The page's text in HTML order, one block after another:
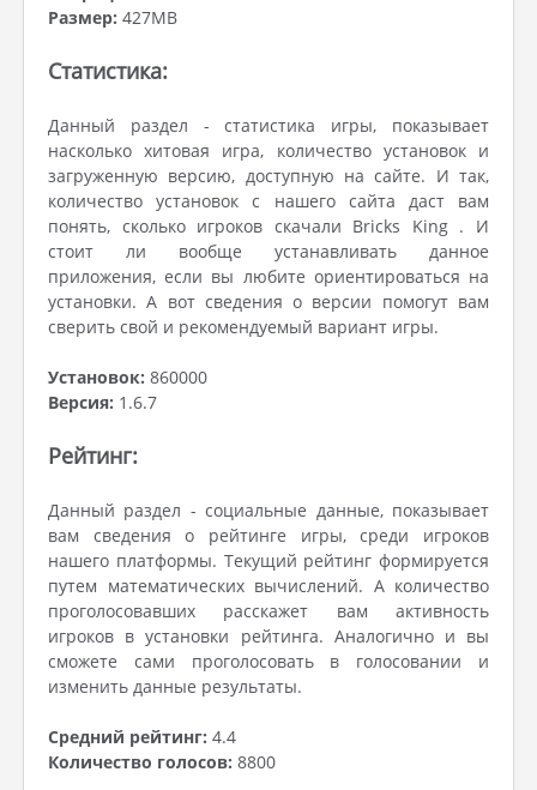
Размер: 427MB
Статистика:
Данный раздел - статистика игры, показывает
насколько хитовая игра, количество установок и
загруженную версию, доступную на сайте. И так,
количество установок с нашего сайта даст вам
понять, сколько игроков скачали Bricks King . И
стоит ли вообще устанавливать данное
приложения, если вы любите ориентироваться на
установки. А вот сведения о версии помогут вам
сверить свой и рекомендуемый вариант игры.
Установок: 860000
Версия: 1.6.7
Рейтинг:
Данный раздел - социальные данные, показывает
вам сведения о рейтинге игры, среди игроков
нашего платформы. Текущий рейтинг формируется
путем математических вычислений. А количество
проголосовавших расскажет вам активность
игроков в установки рейтинга. Аналогично и вы
сможете сами проголосовать в голосовании и
изменить данные результаты.
Средний рейтинг: 4.4
Количество голосов: 8800